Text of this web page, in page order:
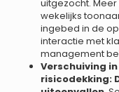
uitgezocht.
wekelijks
ingebed in de
interactie met
management
Verschuiving
risicodekking: